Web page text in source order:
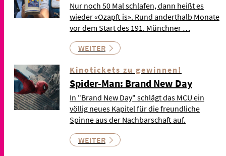
Nur noch 50 Mal schlafen, dann heißt es
wieder «Ozapft is». Rund anderthalb Monate
vor dem Start des 191. Münchner …
WEITER
Kinotickets zu gewinnen!
Spider-Man: Brand New Day
In "Brand New Day" schlägt das MCU ein
völlig neues Kapitel für die freundliche
Spinne aus der Nachbarschaft auf.
WEITER